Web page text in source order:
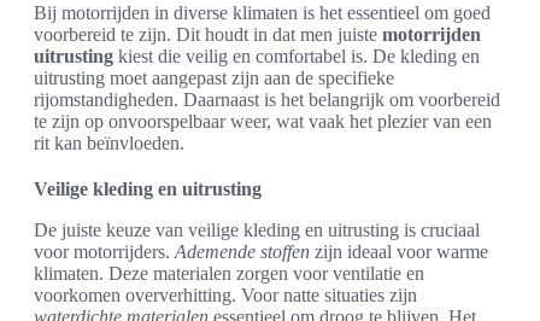
Bij motorrijden in diverse klimaten is het essentieel om goed
voorbereid te zijn. Dit houdt in dat men juiste motorrijden
uitrusting kiest die veilig en comfortabel is. De kleding en
uitrusting moet aangepast zijn aan de specifieke
rijomstandigheden. Daarnaast is het belangrijk om voorbereid
te zijn op onvoorspelbaar weer, wat vaak het plezier van een
rit kan beïnvloeden.
Veilige kleding en uitrusting
De juiste keuze van veilige kleding en uitrusting is cruciaal
voor motorrijders. Ademende stoffen zijn ideaal voor warme
klimaten. Deze materialen zorgen voor ventilatie en
voorkomen oververhitting. Voor natte situaties zijn
waterdichte materialen essentieel om droog te blijven. Het